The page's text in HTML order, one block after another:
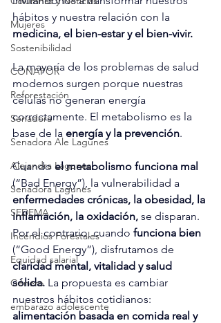
Mujeres
Sostenibilidad
CONAFOR
Reforestación
Senadora
Senadora Ale Lagunes
Alejandra Lagunes
Senadora Lagunes
SEDEMA
Incendios Forestales
Equidad salarial
Género
embarazo adolescente
hábitos y nuestra relación con la
medicina, el bien-estar y el bien-vivir.
La mayoría de los problemas de salud
modernos surgen porque nuestras
células no generan energía
correctamente. El metabolismo es la
base de la energía y la prevención.
Cuando el metabolismo funciona mal
(“Bad Energy”), la vulnerabilidad a
enfermedades crónicas, la obesidad, la
inflamación, la oxidación, se disparan.
Por el contrario, cuando funciona bien
(“Good Energy”), disfrutamos de
claridad mental, vitalidad y salud
sólida. La propuesta es cambiar
nuestros hábitos cotidianos:
alimentación basada en comida real y